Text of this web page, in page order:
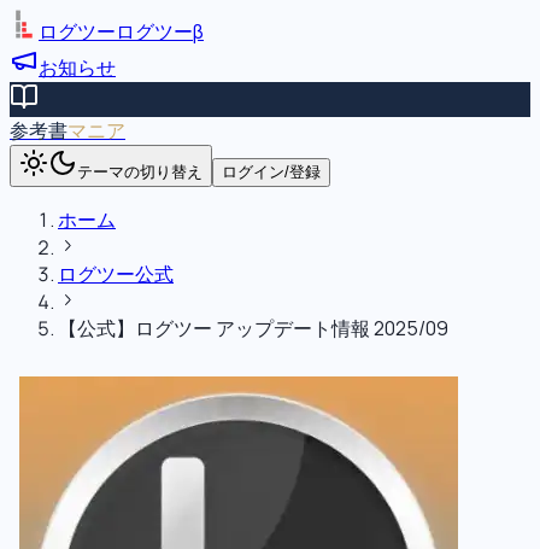
ログツーログツーβ
お知らせ
参考書マニア
テーマの切り替え ログイン/登録
ホーム
ログツー公式
【公式】ログツー アップデート情報 2025/09